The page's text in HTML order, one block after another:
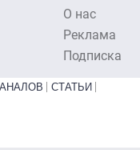
О нас
Реклама
Подписка
СТАТЬИ